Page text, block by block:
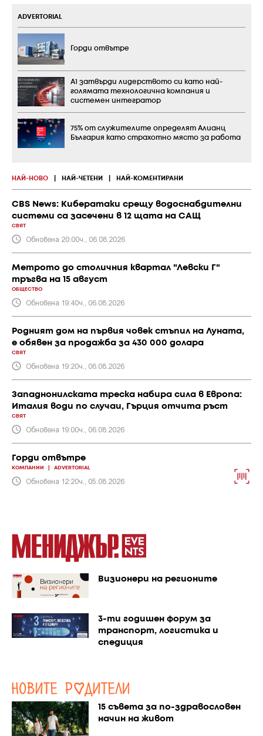
НАЙ-НОВО НАЙ-ЧЕТЕНИ НАЙ-КОМЕНТИРАНИ
CBS News: Кибератаки срещу водоснабдителни
системи са засечени в 12 щата на САЩ
СВЯТ
Обновена 20:00ч., 06.08.2026
Метрото до столичния квартал "Левски Г"
тръгва на 15 август
ОБЩЕСТВО
Обновена 19:40ч., 06.08.2026
Родният дом на първия човек стъпил на Луната,
е обявен за продажба за 430 000 долара
СВЯТ
Обновена 19:20ч., 06.08.2026
Западнонилската треска набира сила в Европа:
Италия води по случаи, Гърция отчита ръст
СВЯТ
Обновена 19:00ч., 06.08.2026
Горди отвътре
КОМПАНИИ ADVERTORIAL
Обновена 12:20ч., 05.08.2026
ADVERTORIAL
Горди отвътре
А1 затвърди лидерството си като най-
голямата технологична компания и
системен интегратор
75% от служителите определят Алианц
България като страхотно място за работа
Визионери на регионите
3-ти годишен форум за
транспорт, логистика и
спедиция
15 съвета за по-здравословен
начин на живот